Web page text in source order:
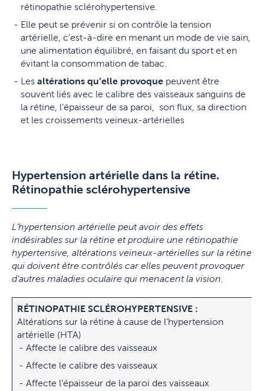
rétinopathie sclérohypertensive.
Elle peut se prévenir si on contrôle la tension
artérielle, c’est-à-dire en menant un mode de vie sain,
une alimentation équilibré, en faisant du sport et en
évitant la consommation de tabac.
Les altérations qu’elle provoque peuvent être
souvent liés avec le calibre des vaisseaux sanguins de
la rétine, l’épaisseur de sa paroi, son flux, sa direction
et les croissements veineux-artérielles
Hypertension artérielle dans la rétine.
Rétinopathie sclérohypertensive
L’hypertension artérielle peut avoir des effets
indésirables sur la rétine et produire une rétinopathie
hypertensive, altérations veineux-artérielles sur la rétine
qui doivent être contrôlés car elles peuvent provoquer
d’autres maladies oculaire qui menacent la vision.
RÉTINOPATHIE SCLÉROHYPERTENSIVE :
Altérations sur la rétine à cause de l’hypertension
artérielle (HTA)
Affecte le calibre des vaisseaux
Affecte le calibre des vaisseaux
Affecte l’épaisseur de la paroi des vaisseaux